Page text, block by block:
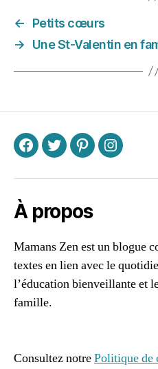
←
Petits cœurs
→
Une St-Valentin en
F T P I
À propos
Mamans Zen est un blogue
textes en lien avec le
l’éducation bienveillante et
famille.
Consultez notrePolitique